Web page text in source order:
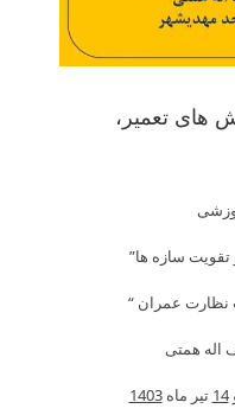
های تعمیر،
سازه ها”
اله همتی
14 تیر ماه1403